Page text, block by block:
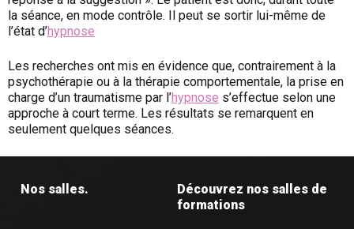
la séance, en mode contrôle. Il peut se sortir lui-même de
l’état d’hypnose
Les recherches ont mis en évidence que, contrairement à la
psychothérapie ou à la thérapie comportementale, la prise en
charge d’un traumatisme par l’hypnose s’effectue selon une
approche à court terme. Les résultats se remarquent en
seulement quelques séances.
Nos salles.
Découvrez nos salles de
formations